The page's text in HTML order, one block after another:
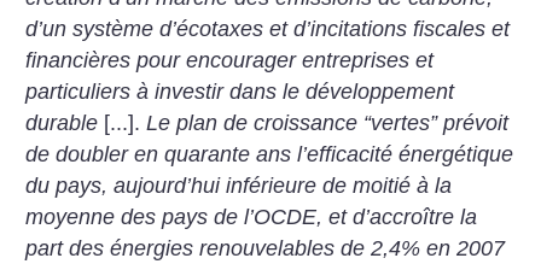
d’un système d’écotaxes et d’incitations fiscales et
financières pour encouragerentreprises et
particuliers à investir dans le développement
durable [...].Le plan de croissance “vertes” prévoit
de doubler en quarante ans l’efficacité énergétique
du pays, aujourd’huiinférieure de moitié à la
moyenne des pays de l’OCDE, et d’accroître la
part des énergies renouvelables de 2,4% en 2007